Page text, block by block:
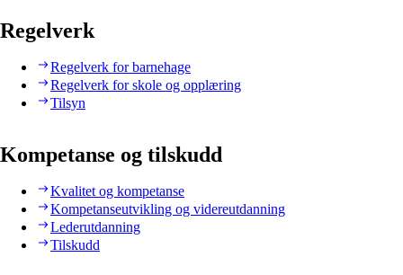
Regelverk
Regelverk for barnehage
Regelverk for skole og opplæring
Tilsyn
Kompetanse og tilskudd
Kvalitet og kompetanse
Kompetanseutvikling og videreutdanning
Lederutdanning
Tilskudd